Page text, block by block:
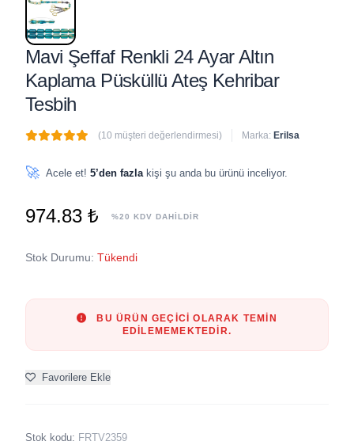
Mavi Şeffaf Renkli 24 Ayar Altın
Kaplama Püsküllü Ateş Kehribar
Tesbih
(10 müşteri değerlendirmesi) Marka: Erilsa
🚀 Acele et! 5’den fazla kişi şu anda bu ürünü inceliyor.
974.83 ₺ %20 KDV DAHİLDİR
Stok Durumu: Tükendi
BU ÜRÜN GEÇICI OLARAK TEMIN
EDILEMEMEKTEDIR.
Favorilere Ekle
Stok kodu: FRTV2359